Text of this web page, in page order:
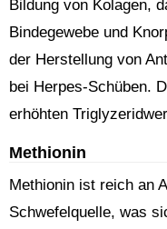
Bildung von Kolagen,
Bindegewebe und
der Herstellung von
bei Herpes-Schüben.
erhöhten
Methionin
Methionin ist reich an
Schwefelquelle, was